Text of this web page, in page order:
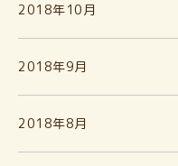
2018年10月
2018年9月
2018年8月